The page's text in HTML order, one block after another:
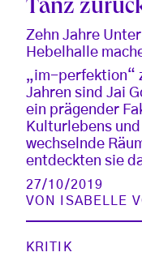
Tanz
Zehn Jahre
Hebelhalle
„im-perfektion“
Jahren sind Jai
ein prägender
Kulturlebens
wechselnde
entdeckten sie
27/10/2019
VON
ISABELLE
KRITIK